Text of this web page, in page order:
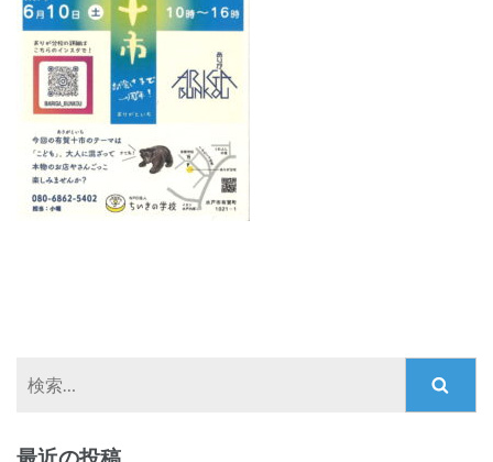
最近の投稿